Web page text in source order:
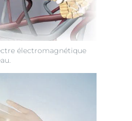
électromagnétique